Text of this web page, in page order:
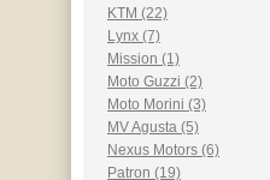
KTM (22)
Lynx (7)
Mission (1)
Moto Guzzi (2)
Moto Morini (3)
MV Agusta (5)
Nexus Motors (6)
Patron (19)